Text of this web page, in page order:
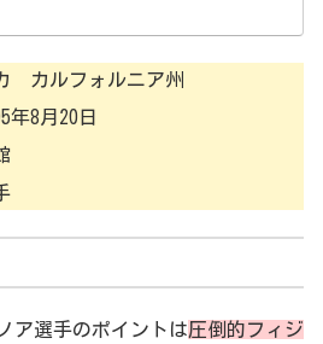
カルフォルニア州
年8月20日
ア選手のポイントは圧倒的フィジ